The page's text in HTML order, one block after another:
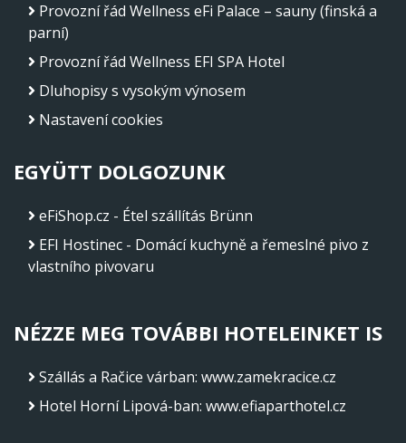
Provozní řád Wellness eFi Palace – sauny (finská a
parní)
Provozní řád Wellness EFI SPA Hotel
Dluhopisy s vysokým výnosem
Nastavení cookies
EGYÜTT DOLGOZUNK
eFiShop.cz - Étel szállítás Brünn
EFI Hostinec - Domácí kuchyně a řemeslné pivo z
vlastního pivovaru
NÉZZE MEG TOVÁBBI HOTELEINKET IS
Szállás a Račice várban: www.zamekracice.cz
Hotel Horní Lipová-ban: www.efiaparthotel.cz